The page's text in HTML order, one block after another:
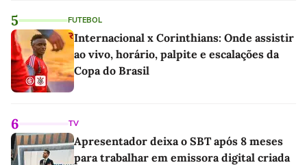
5 FUTEBOL
Internacional x Corinthians: Onde assistir
ao vivo, horário, palpite e escalações da
Copa do Brasil
6 TV
Apresentador deixa o SBT após 8 meses
para trabalhar em emissora digital criada